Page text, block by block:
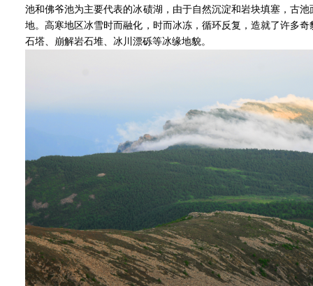
池和佛爷池为主要代表的冰碛湖，由于自然沉淀和岩块填塞，古
地。高寒地区冰雪时而融化，时而冰冻，循环反复，造就了许多
石塔、崩解岩石堆、冰川漂砾等冰缘地貌。